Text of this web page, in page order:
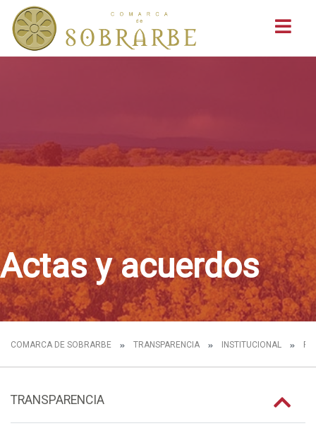
Actas y acuerdos
COMARCA DE SOBRARBE TRANSPARENCIA INSTITUCIONAL
TRANSPARENCIA